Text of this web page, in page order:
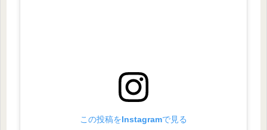
この投稿をInstagramで見る